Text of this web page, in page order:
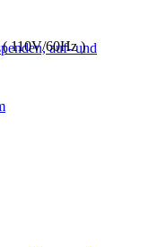
auf- und
110V/60Hz )